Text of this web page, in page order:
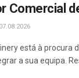
Comercial
está à procura
a sua equipa.